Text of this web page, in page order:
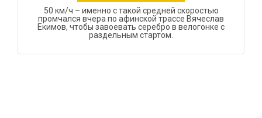
50 км/ч – именно с такой средней скоростью
промчался вчера по афинской трассе Вячеслав
Екимов, чтобы завоевать серебро в велогонке с
раздельным стартом.